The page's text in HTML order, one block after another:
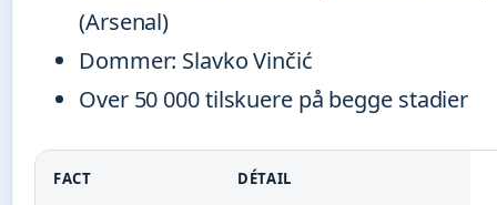
(Arsenal)
Dommer: Slavko Vinčić
Over 50 000 tilskuere på begge stadier
FACT DÉTAIL